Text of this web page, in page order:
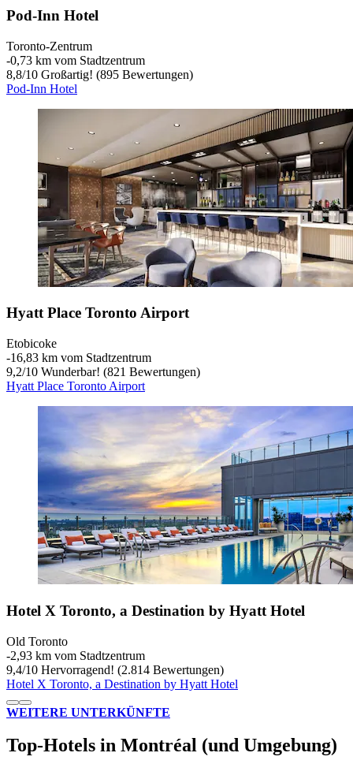
Pod-Inn Hotel
Toronto-Zentrum
‐0,73 km vom Stadtzentrum
8,8/10 Großartig! (895 Bewertungen)
Pod-Inn Hotel
Hyatt Place Toronto Airport
Etobicoke
‐16,83 km vom Stadtzentrum
9,2/10 Wunderbar! (821 Bewertungen)
Hyatt Place Toronto Airport
Hotel X Toronto, a Destination by Hyatt Hotel
Old Toronto
‐2,93 km vom Stadtzentrum
9,4/10 Hervorragend! (2.814 Bewertungen)
Hotel X Toronto, a Destination by Hyatt Hotel
WEITERE UNTERKÜNFTE
Top-Hotels in Montréal (und Umgebung)